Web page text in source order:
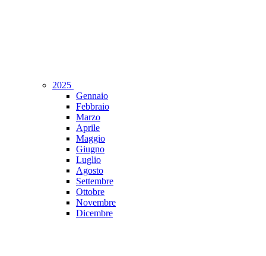
2025
Gennaio
Febbraio
Marzo
Aprile
Maggio
Giugno
Luglio
Agosto
Settembre
Ottobre
Novembre
Dicembre